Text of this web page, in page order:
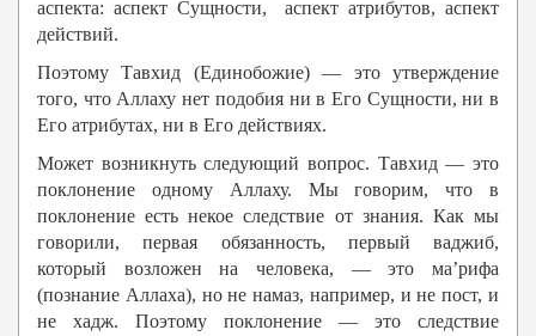
аспекта: аспект Сущности, аспект атрибутов, аспект
действий.
Поэтому Тавхид (Единобожие) — это утверждение
того, что Аллаху нет подобия ни в Его Сущности, ни в
Его атрибутах, ни в Его действиях.
Может возникнуть следующий вопрос. Тавхид — это
поклонение одному Аллаху. Мы говорим, что в
поклонение есть некое следствие от знания. Как мы
говорили, первая обязанность, первый ваджиб,
который возложен на человека, — это ма’рифа
(познание Аллаха), но не намаз, например, и не пост, и
не хадж. Поэтому поклонение — это следствие